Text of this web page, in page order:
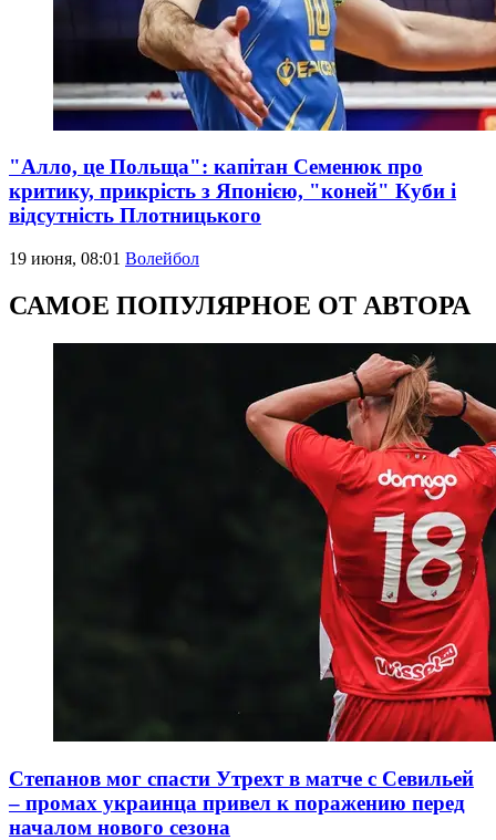
"Алло, це Польща": капітан Семенюк про
критику, прикрість з Японією, "коней" Куби і
відсутність Плотницького
19 июня, 08:01 Волейбол
САМОЕ ПОПУЛЯРНОЕ ОТ АВТОРА
Степанов мог спасти Утрехт в матче с Севильей
– промах украинца привел к поражению перед
началом нового сезона